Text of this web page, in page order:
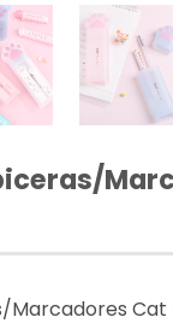
Marcadores Cat